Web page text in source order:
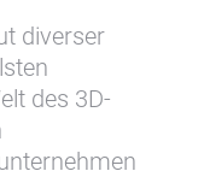
diverser
des 3D-